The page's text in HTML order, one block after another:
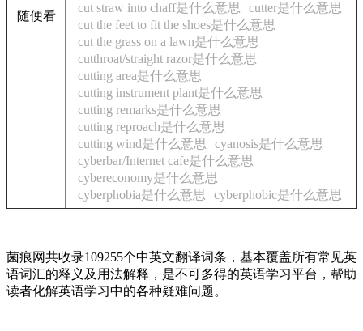
随便看
cut straw into chaff是什么意思
cutter是什么意思
cut the feet to fit the shoes是什么意思
cut the grass on a lawn是什么意思
cutthroat/straight razor是什么意思
cutting area是什么意思
cutting instrument plant是什么意思
cutting remarks是什么意思
cutting reproach是什么意思
cutting wind是什么意思
cyanosis是什么意思
cyberbar/Internet cafe是什么意思
cybereconomy是什么意思
cyberphobia是什么意思
cyberphobic是什么意思
菌痕网共收录109255个中英文翻译词条，基本覆盖所有常见英
语词汇的释义及用法解释，是不可多得的英语学习平台，帮助
读者化解英语学习中的各种疑难问题。